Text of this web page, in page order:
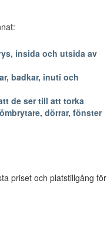
insida och utsida av
badkar, inuti och
de ser till att torka
dörrar, fönster
priset och platstillgång för